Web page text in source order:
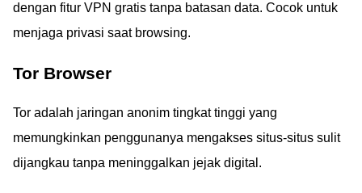
dengan fitur VPN gratis tanpa batasan data. Cocok untuk
menjaga privasi saat browsing.
Tor Browser
Tor adalah jaringan anonim tingkat tinggi yang
memungkinkan penggunanya mengakses situs-situs sulit
dijangkau tanpa meninggalkan jejak digital.